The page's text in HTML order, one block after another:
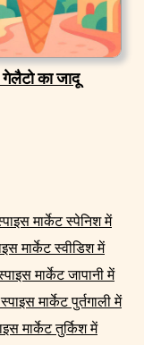
गेलैटो का जादू
मार्केट स्पेनिश में
मार्केट स्वीडिश में
मार्केट जापानी में
मार्केट पुर्तगाली में
मार्केट तुर्किश में